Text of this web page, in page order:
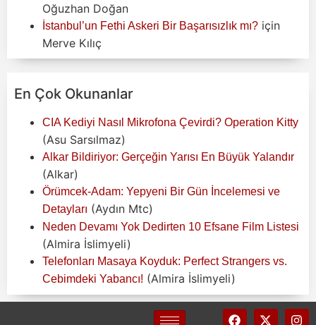
Oğuzhan Doğan
İstanbul’un Fethi Askeri Bir Başarısızlık mı? için
Merve Kılıç
En Çok Okunanlar
CIA Kediyi Nasıl Mikrofona Çevirdi? Operation Kitty
(Asu Sarsılmaz)
Alkar Bildiriyor: Gerçeğin Yarısı En Büyük Yalandır
(Alkar)
Örümcek-Adam: Yepyeni Bir Gün İncelemesi ve
Detayları (Aydın Mtc)
Neden Devamı Yok Dedirten 10 Efsane Film Listesi
(Almira İslimyeli)
Telefonları Masaya Koyduk: Perfect Strangers vs.
Cebimdeki Yabancı! (Almira İslimyeli)